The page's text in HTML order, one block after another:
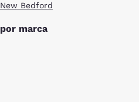
Bedford
marca